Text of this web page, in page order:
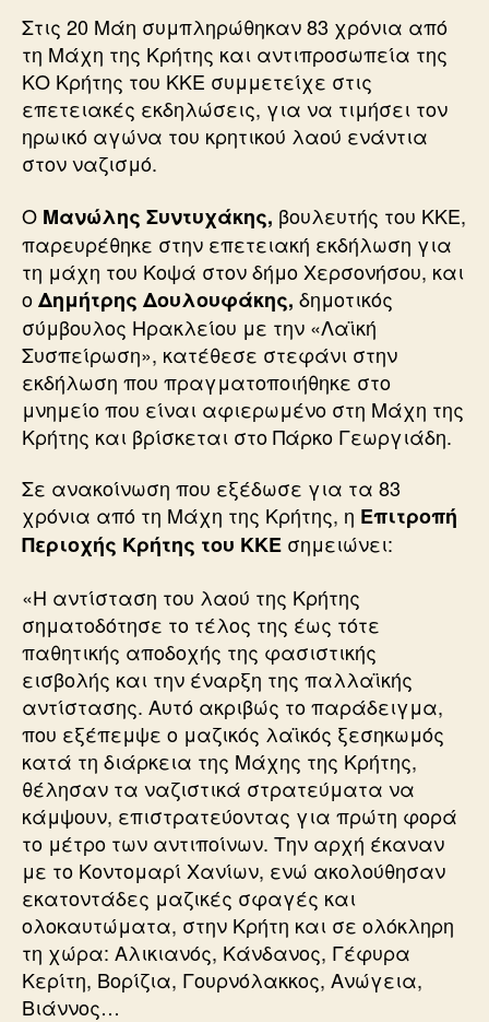
Στις 20 Μάη συμπληρώθηκαν 83 χρόνια από
τη Μάχη της Κρήτης και αντιπροσωπεία της
ΚΟ Κρήτης του ΚΚΕ συμμετείχε στις
επετειακές εκδηλώσεις, για να τιμήσει τον
ηρωικό αγώνα του κρητικού λαού ενάντια
στον ναζισμό.
Ο Μανώλης Συντυχάκης, βουλευτής του ΚΚΕ,
παρευρέθηκε στην επετειακή εκδήλωση για
τη μάχη του Κοψά στον δήμο Χερσονήσου, και
οΔημήτρης Δουλουφάκης, δημοτικός
σύμβουλος Ηρακλείου με την «Λαϊκή
Συσπείρωση», κατέθεσε στεφάνι στην
εκδήλωση που πραγματοποιήθηκε στο
μνημείο που είναι αφιερωμένο στη Μάχη της
Κρήτης και βρίσκεται στο Πάρκο Γεωργιάδη.
Σε ανακοίνωση που εξέδωσε για τα 83
χρόνια από τη Μάχη της Κρήτης, η Επιτροπή
Περιοχής Κρήτης του ΚΚΕ σημειώνει:
«Η αντίσταση του λαού της Κρήτης
σηματοδότησε το τέλος της έως τότε
παθητικής αποδοχής της φασιστικής
εισβολής και την έναρξη της παλλαϊκής
αντίστασης. Αυτό ακριβώς το παράδειγμα,
που εξέπεμψε ο μαζικός λαϊκός ξεσηκωμός
κατά τη διάρκεια της Μάχης της Κρήτης,
θέλησαν τα ναζιστικά στρατεύματα να
κάμψουν, επιστρατεύοντας για πρώτη φορά
το μέτρο των αντιποίνων. Την αρχή έκαναν
με το Κοντομαρί Χανίων, ενώ ακολούθησαν
εκατοντάδες μαζικές σφαγές και
ολοκαυτώματα, στην Κρήτη και σε ολόκληρη
τη χώρα: Αλικιανός, Κάνδανος, Γέφυρα
Κερίτη, Βορίζια, Γουρνόλακκος, Ανώγεια,
Βιάννος…